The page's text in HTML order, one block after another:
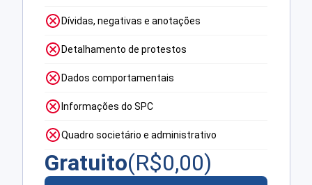
Dívidas, negativas e anotações
Detalhamento de protestos
Dados comportamentais
Informações do SPC
Quadro societário e administrativo
Gratuito(R$0,00)